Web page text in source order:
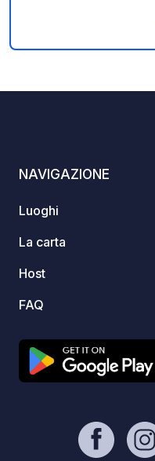
Ricordarsi di
GeoSpot all'arrivo -
https://geospot.app/
NAVIGAZIONE
Luoghi
La carta
Host
FAQ